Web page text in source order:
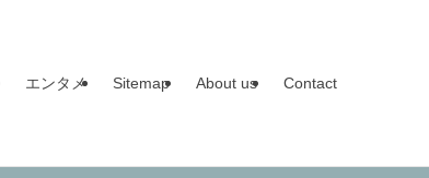
エンタメ Sitemap About us Contact